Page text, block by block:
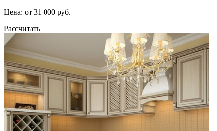
Цена: от 31 000 руб.
Рассчитать